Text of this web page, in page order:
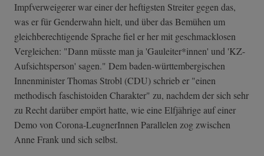
Impfverweigerer war einer der heftigsten Streiter gegen das,
was er für Genderwahn hielt, und über das Bemühen um
gleichberechtigende Sprache fiel er her mit geschmacklosen
Vergleichen: "Dann müsste man ja 'Gauleiter*innen' und 'KZ-
Aufsichtsperson' sagen." Dem baden-württembergischen
Innenminister Thomas Strobl (CDU) schrieb er "einen
methodisch faschistoiden Charakter" zu, nachdem der sich sehr
zu Recht darüber empört hatte, wie eine Elfjährige auf einer
Demo von Corona-LeugnerInnen Parallelen zog zwischen
Anne Frank und sich selbst.